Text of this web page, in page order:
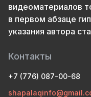
видеоматериалов
в первом абзаце
указания автора
Контакты
+7 (776) 087-00-68